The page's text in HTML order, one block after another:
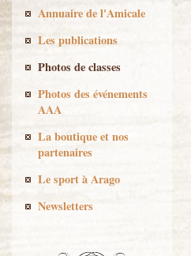
Annuaire de l'Amicale
Les publications
Photos de classes
Photos des événements
AAA
La boutique et nos
partenaires
Le sport à Arago
Newsletters